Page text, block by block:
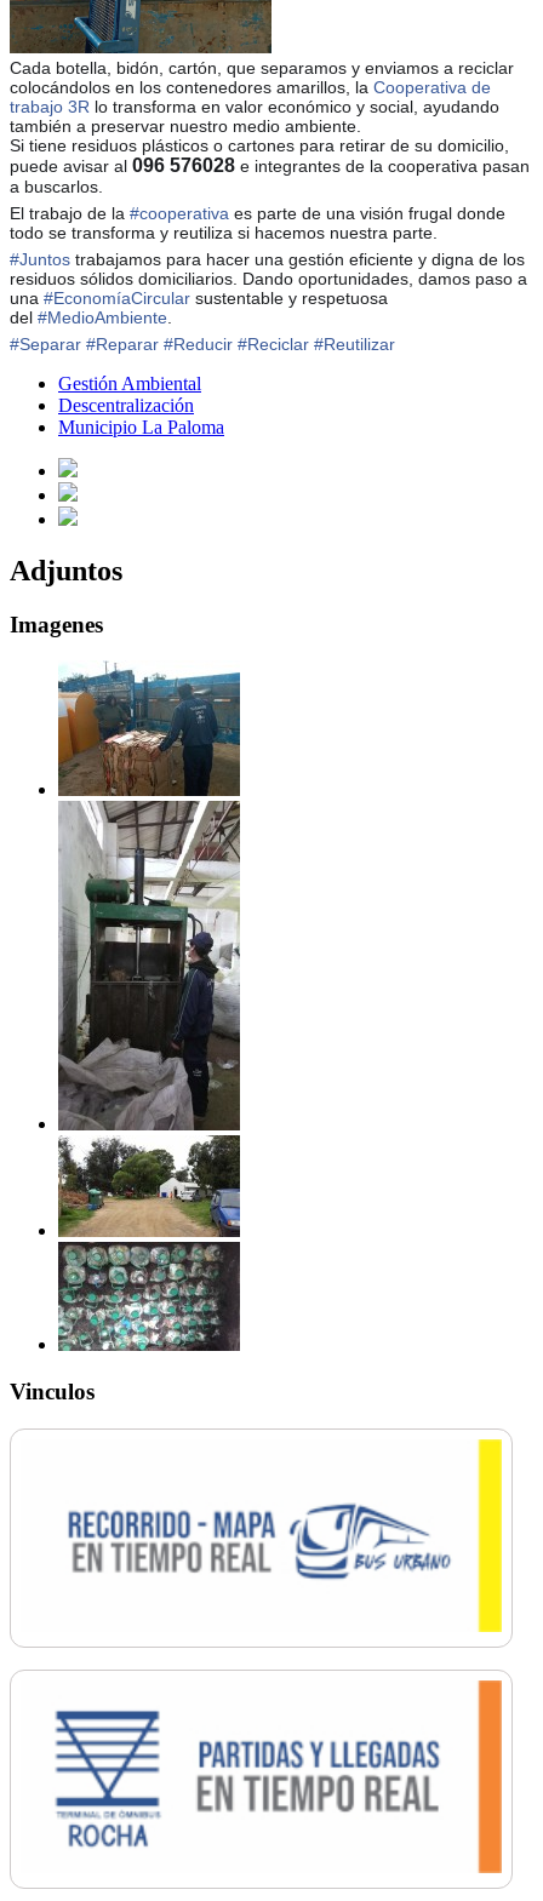
Cada botella, bidón, cartón, que separamos y enviamos a reciclar
colocándolos en los contenedores amarillos, la Cooperativa de
trabajo 3R lo transforma en valor económico y social, ayudando
también a preservar nuestro medio ambiente.
Si tiene residuos plásticos o cartones para retirar de su domicilio,
puede avisar al 096 576028 e integrantes de la cooperativa pasan
a buscarlos.
El trabajo de la #cooperativa es parte de una visión frugal donde
todo se transforma y reutiliza si hacemos nuestra parte.
#Juntos trabajamos para hacer una gestión eficiente y digna de los
residuos sólidos domiciliarios. Dando oportunidades, damos paso a
una #EconomíaCircular sustentable y respetuosa
del #MedioAmbiente
#Separar #Reparar #Reducir #Reciclar #Reutilizar
Gestión Ambiental
Descentralización
Municipio La Paloma
Adjuntos
Imagenes
Vinculos